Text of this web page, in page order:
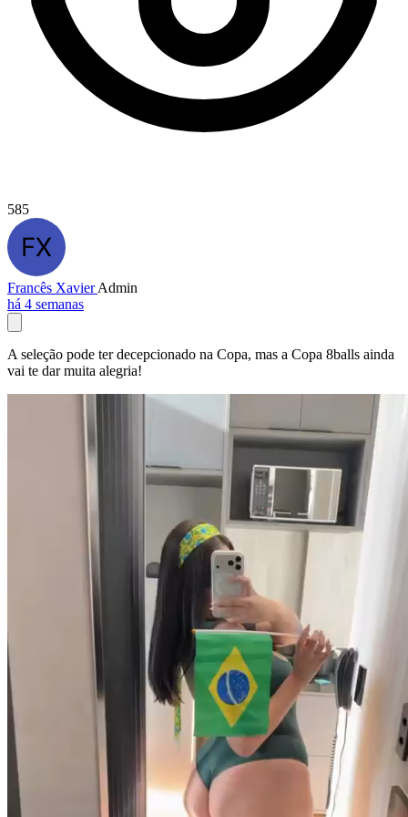
585
Francês XavierAdmin
há 4 semanas
A seleção pode ter decepcionado na Copa, mas a Copa 8balls ainda
vai te dar muita alegria!